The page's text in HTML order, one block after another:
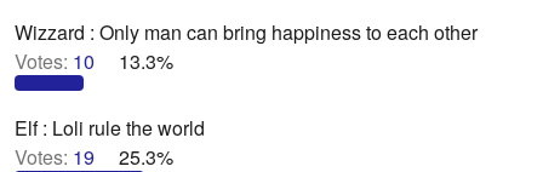
r
Wizzard : Only man can bring happiness to each other
Votes: 10 13.3%
Elf : Loli rule the world
Votes: 19 25.3%